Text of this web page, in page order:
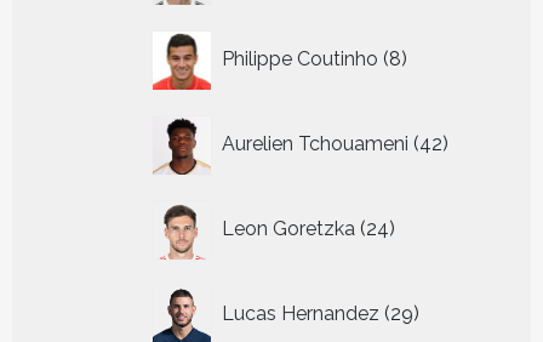
Philippe Coutinho 8
producten
Aurelien Tchouameni 42
producten
Leon Goretzka 24
producten
Lucas Hernandez 29
producten